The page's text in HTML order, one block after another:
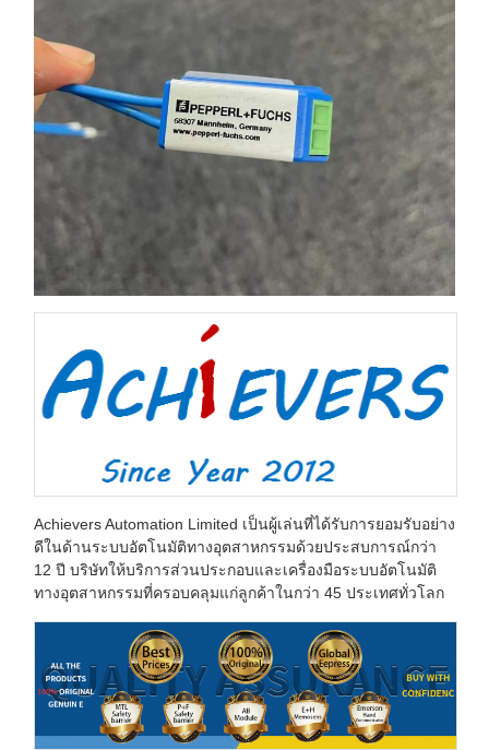
Achievers Automation Limited เป็นผู้เล่นที่ได้รับการยอมรับอย่าง
ดีในด้านระบบอัตโนมัติทางอุตสาหกรรมด้วยประสบการณ์กว่า
12 ปี บริษัทให้บริการส่วนประกอบและเครื่องมือระบบอัตโนมัติ
ทางอุตสาหกรรมที่ครอบคลุมแก่ลูกค้าในกว่า 45 ประเทศทั่วโลก